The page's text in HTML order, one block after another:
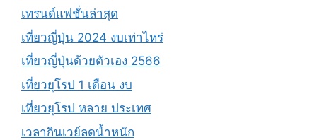
เทรนด์แฟชั่นล่าสุด
เที่ยวญี่ปุ่น 2024 งบเท่าไหร่
เที่ยวญี่ปุ่นด้วยตัวเอง 2566
เที่ยวยุโรป 1 เดือน งบ
เที่ยวยุโรป หลาย ประเทศ
เวลากินเวย์ลดน้ำหนัก